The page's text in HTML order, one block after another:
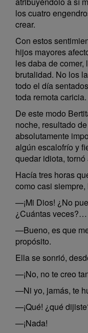
los cuatro
crear.
Con estos
hijos mayores
les daba de
brutalidad. No los
todo el día
toda remota caricia.
De este modo
noche, resultado
absolutamente
algún escalofrío y
quedar idiota,
Hacía tres horas
como casi
—¡Mi Dios! ¿No
¿Cuántas veces?…
—Bueno, es que
propósito.
Ella se sonrió,
—¡No, no te creo
—Ni yo, jamás, te
—¡Qué! ¿qué
—¡Nada!